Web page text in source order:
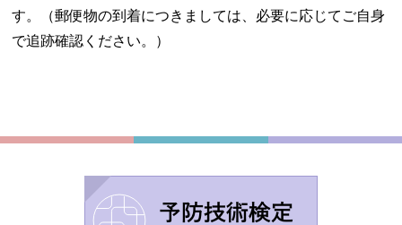
す。（郵便物の到着につきましては、必要に応じてご自身
で追跡確認ください。）